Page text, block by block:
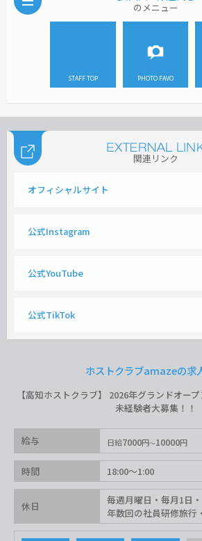
のメニュー
STAFF TOP PHOTO FAVO
関連リンク
オフィシャルサイト
公式Instagram
公式YouTube
公式TikTok
ホストクラブamazeの求
【高知ホストクラブ】 2026年グランドオー
未経験者大募集！！
給与 日給7000円 10000円
時間 18:00〜1:00
休日
毎週月曜日・毎月1日
年数回の社員研修旅行